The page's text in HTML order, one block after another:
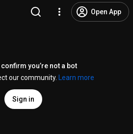
Open App
you’re not a bot
our community.
Learn more
Sign in